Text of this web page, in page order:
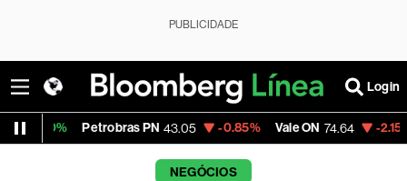
PUBLICIDADE
Login
Petrobras PN 43.05 -0.85% Vale ON 74.64 -2.15% Itaú PN
NEGÓCIOS